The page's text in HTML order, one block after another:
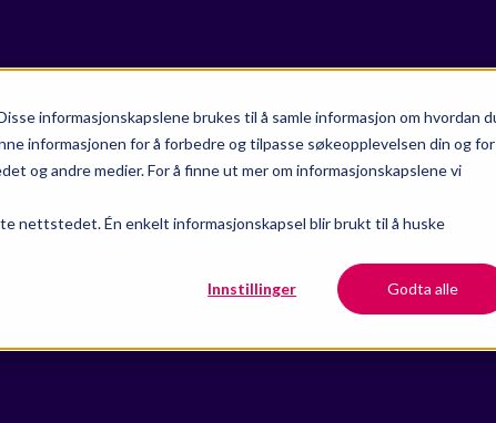
informasjonskapslene brukes til å samle informasjon om hvordan
informasjonen for å forbedre og tilpasse søkeopplevelsen din og for
og andre medier. For å finne ut mer om informasjonskapslene vi
nettstedet. Én enkelt informasjonskapsel blir brukt til å huske
Innstillinger Godta alle